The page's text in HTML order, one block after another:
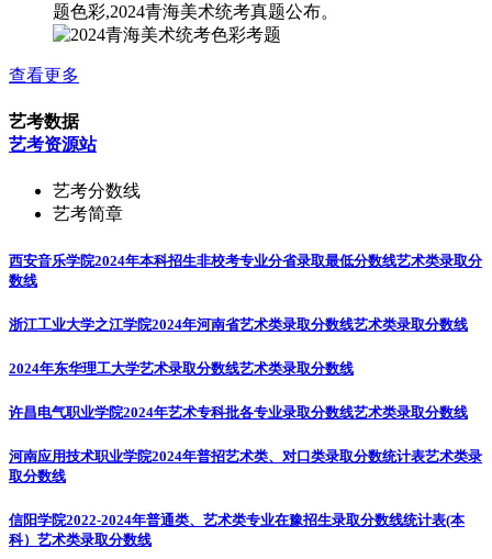
题色彩,2024青海美术统考真题公布。
查看更多
艺考数据
艺考资源站
艺考分数线
艺考简章
西安音乐学院2024年本科招生非校考专业分省录取最低分数线艺术类录取分
数线
浙江工业大学之江学院2024年河南省艺术类录取分数线艺术类录取分数线
2024年东华理工大学艺术录取分数线艺术类录取分数线
许昌电气职业学院2024年艺术专科批各专业录取分数线艺术类录取分数线
河南应用技术职业学院2024年普招艺术类、对口类录取分数统计表艺术类录
取分数线
信阳学院2022-2024年普通类、艺术类专业在豫招生录取分数线统计表(本
科） 艺术类录取分数线